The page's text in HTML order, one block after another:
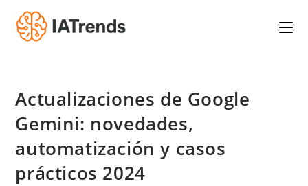
Saltar
contenido
Actualizaciones de Google
Gemini: novedades,
automatización y casos
prácticos 2024